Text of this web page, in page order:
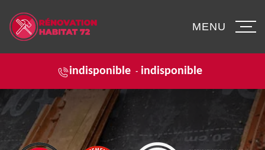
indisponible - indisponible
MENU